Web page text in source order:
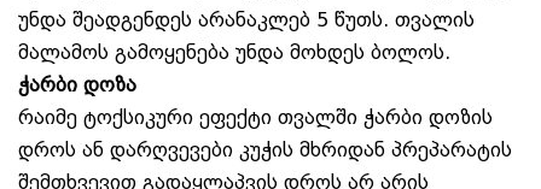
უნდა შეადგენდეს არანაკლებ 5 წუთს. თვალის
მალამოს გამოყენება უნდა მოხდეს ბოლოს.
ჭარბი დოზა
რაიმე ტოქსიკური ეფექტი თვალში ჭარბი დოზის
დროს ან დარღვევები კუჭის მხრიდან პრეპარატის
შემთხვევით გადაყლაპვის დროს არ არის